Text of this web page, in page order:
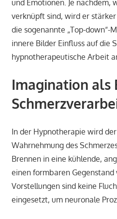
und Emotionen. Je
verknüpft sind, wird er
die sogenannte „Top-down“-
innere Bilder Einfluss auf die
hypnotherapeutische Arbeit
Imagination als
In der Hypnotherapie wird
Wahrnehmung des
Brennen in eine kühlende,
einen formbaren
Vorstellungen sind keine
eingesetzt, um neuronale